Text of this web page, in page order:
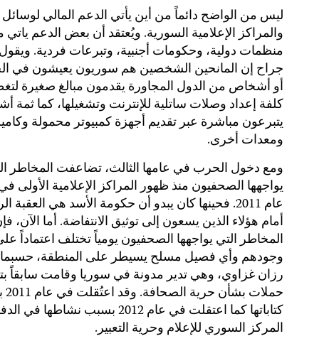
ليس من الواضح دائماً من أين يأتي الدعم المالي لوسائل
والمراكز الإعلامية السورية. ويُعتقد أن بعض الدعم
منظمات دولية، وحكومات أجنبية، وتبرعات فردية.
جراح إن المانحين الشخصين هم سوريون يعيشون في
أو أشخاص من الدول المجاورة يقدمون مبالغ صغيرة
كلفة إعداد وصلات ساتلية للإنترنت وتشغيلها، كما ثمة
يتبرعون مباشرة عبر تقديم أجهزة كمبيوتر محمولة
ومعدات أخرى.
ومع دخول الحرب في عامها الثالث، تضاعفت المخاطر
يواجهها الصحفيون منذ ظهور المراكز الإعلامية الأولى
عام 2011. فحينها كان يبدو أن حكومة الأسد هي العقبة
أمام هؤلاء الذين يسعون إلى توثيق الانتفاضة. أما الآن،
المخاطر التي يواجهها الصحفيون يومياً تختلف اعتماداً
وجودهم وأي فصيل مسلح يسيطر على المنطقة،
رزان غزاوي، وهي تدير مدونة في سوريا وقامت سابقاً
كتاباتها كما اعتقلت في عام 2012 بسبب
المركز السوري للإعلام وحرية التعبير.